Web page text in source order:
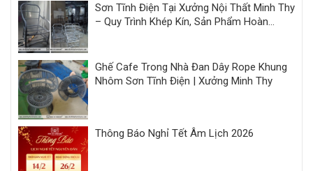
Sơn Tĩnh Điện Tại Xưởng Nội Thất Minh Thy
– Quy Trình Khép Kín, Sản Phẩm Hoàn
Ghế Cafe Trong Nhà Đan Dây Rope Khung
Nhôm Sơn Tĩnh Điện | Xưởng Minh Thy
Thông Báo Nghỉ Tết Âm Lịch 2026